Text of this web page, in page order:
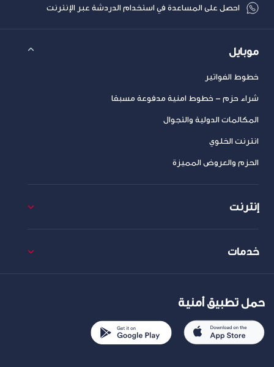
احصل على المساعدة في استخدام الدردشة عبر الإنترنت
موبايل
خطوط الفواتير
شراء حزم – خطوط امنية مدفوعة مسبقا
المكالمات الدولية والتجوال
انترنت الخلوي
الحزم والعروض المميزة
إنترنت
خدمات
حمل تطبيق أمنية